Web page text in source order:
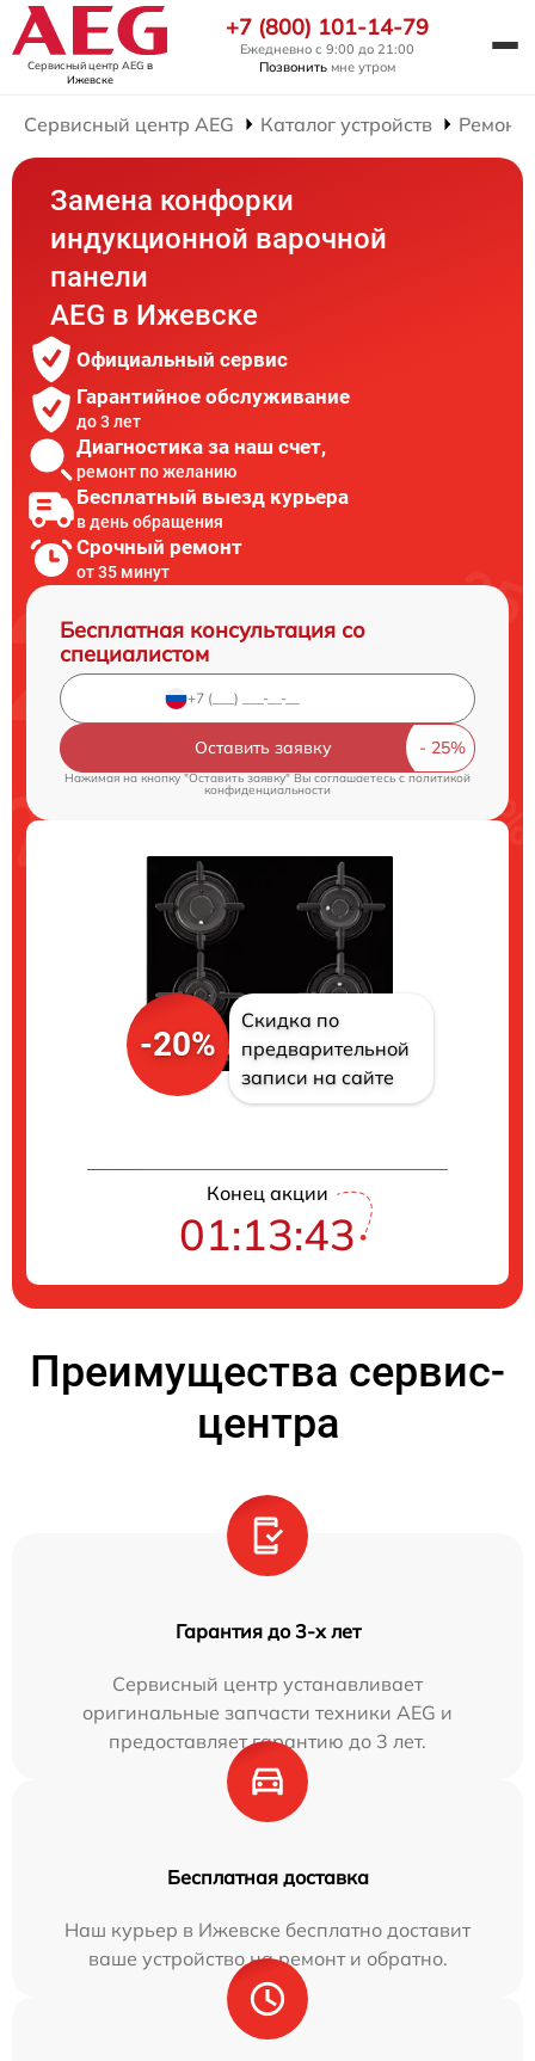
Сервисный центр AEG в
Ижевске
+7 (800) 101-14-79
Ежедневно с 9:00 до 21:00
Позвонить мне утром
Сервисный центр AEG Каталог устройств Ремонт
Замена конфорки
индукционной варочной
панели
AEG в Ижевске
Официальный сервис
Гарантийное обслуживание
до 3 лет
Диагностика за наш счет,
ремонт по желанию
Бесплатный выезд курьера
в день обращения
Срочный ремонт
от 35 минут
Бесплатная консультация со
специалистом
Оставить заявку
Нажимая на кнопку "Оставить заявку" Вы соглашаетесь cполитикой
конфиденциальности
-20%
Скидка по
предварительной
записи на сайте
Конец акции
01:13:42
Преимущества сервис-
центра
Гарантия до 3-х лет
Сервисный центр устанавливает
оригинальные запчасти техники AEG и
предоставляет гарантию до 3 лет.
Бесплатная доставка
Наш курьер в Ижевске бесплатно доставит
ваше устройство на ремонт и обратно.